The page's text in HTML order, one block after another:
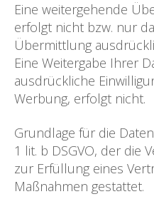
Eine weitergehende
erfolgt nicht bzw. nur
Übermittlung
Eine Weitergabe Ihrer
ausdrückliche
Werbung, erfolgt nicht.
Grundlage für die
1 lit. b DSGVO, der die
zur Erfüllung eines
Maßnahmen gestattet.